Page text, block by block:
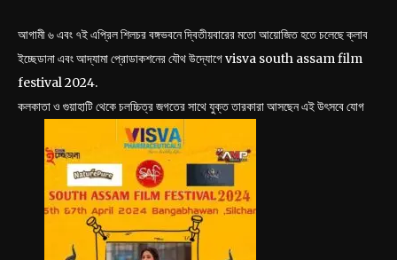
আগামী ৬ এবং ৭ই এপ্রিল শিলচর বঙ্গভবনে দ্বিতীয়বারের মতো আয়োজিত হতে চলেছে ক্লাব
ইচ্ছেডানা এবং আদ্যামা প্রোডাকশনের যৌথ উদ্যোগে visva south assam film
festival 2024.
কলকাতা ও গুয়াহাটি থেকে চলচ্চিত্র জগতের সাথে যুক্ত তারকারা আসছেন এই উৎসবে যোগ